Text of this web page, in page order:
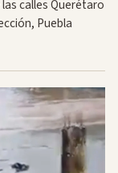
calles Querétaro
Puebla